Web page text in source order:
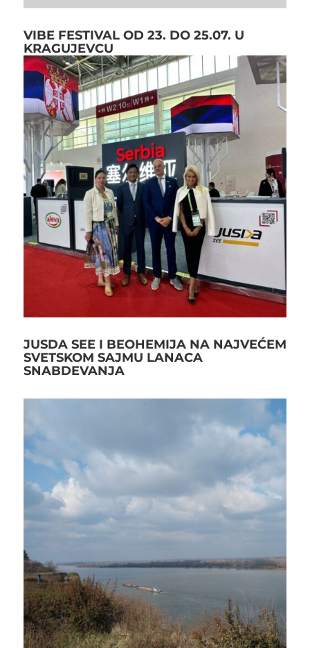
VIBE FESTIVAL OD 23. DO 25.07. U
KRAGUJEVCU
JUSDA SEE I BEOHEMIJA NA NAJVEĆEM
SVETSKOM SAJMU LANACA
SNABDEVANJA